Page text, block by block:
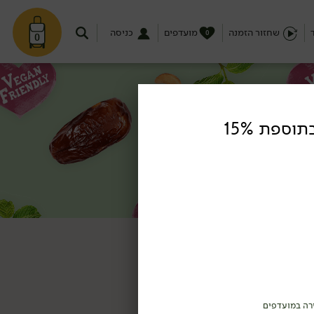
0 שחזור הזמנה מועדפים 0 כניסה
טופו אמיתי בוואקום בתוספת 15%
במועדפים